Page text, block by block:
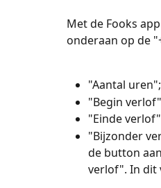
Met de Fooks
onderaan op de
"Aantal
"Begin
"Einde
"Bijzonder
de button
verlof". In dit